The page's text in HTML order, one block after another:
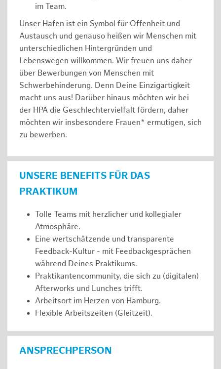
im Team.
Unser Hafen ist ein Symbol für Offenheit und
Austausch und genauso heißen wir Menschen mit
unterschiedlichen Hintergründen und
Lebenswegen willkommen. Wir freuen uns daher
über Bewerbungen von Menschen mit
Schwerbehinderung. Denn Deine Einzigartigkeit
macht uns aus! Darüber hinaus möchten wir bei
der HPA die Geschlechtervielfalt fördern, daher
möchten wir insbesondere Frauen* ermutigen, sich
zu bewerben.
UNSERE BENEFITS FÜR DAS
PRAKTIKUM
Tolle Teams mit herzlicher und kollegialer
Atmosphäre.
Eine wertschätzende und transparente
Feedback-Kultur - mit Feedbackgesprächen
während Deines Praktikums.
Praktikantencommunity, die sich zu (digitalen)
Afterworks und Lunches trifft.
Arbeitsort im Herzen von Hamburg.
Flexible Arbeitszeiten (Gleitzeit).
ANSPRECHPERSON